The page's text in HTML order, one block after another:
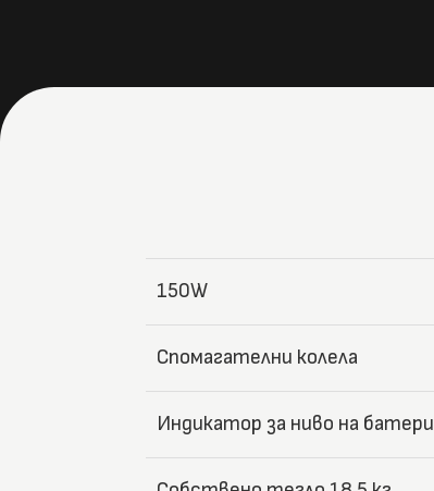
150W
Спомагателни колела
Индикатор за ниво на